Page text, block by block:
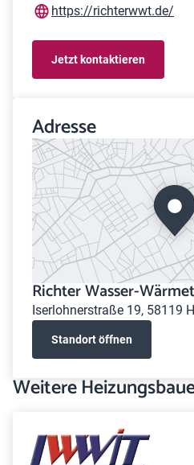
https://richterwwt.de/
Jetzt kontaktieren
Adresse
Richter Wasser-
Iserlohnerstraße 19, 58119
Standort öffnen
Weitere